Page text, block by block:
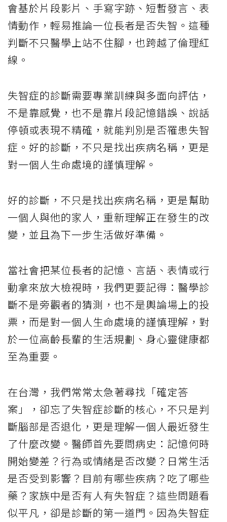
會基於片段影片、手寫字跡、短暫發言、表
情動作，輕易推論一位長者是否失智。這種
判斷不只醫學上站不住腳，也跨越了倫理紅
線。
失智症的診斷需要專業訓練與多面向評估，
不是靠感覺，也不是靠片段記憶錯誤、說話
停頓或表現不精確，就能判別是否罹患失智
症。好的診斷，不只是找出疾病名稱，更是
對一個人生命處境的謹慎理解。
好的診斷，不只是找出疾病名稱，更是幫助
一個人與他的家人，重新理解正在發生的改
變，並且為下一步生活做好準備。
當社會把某位長者的記憶、言語、表情或行
動拿來放大檢視時，我們更要記得：醫學診
斷不是旁觀者的猜測，也不是輿論場上的投
票，而是對一個人生命處境的謹慎理解，對
於一位高齡長輩的生活規劃、身心靈健康都
至為重要。
在台灣，我們常常太急著尋找「確定答
案」，卻忘了失智症診斷的核心，不只是判
斷腦部是否退化，更是理解一個人最近發生
了什麼改變。醫師首先要問病史：記憶何時
開始變差？行為或情緒是否改變？日常生活
是否受到影響？目前有哪些疾病？吃了哪些
藥？家族中是否有人有失智症？這些問題看
似平凡，卻是診斷的第一道門。因為失智症